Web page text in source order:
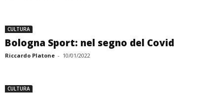
CULTURA
Bologna Sport: nel segno del Covid
Riccardo Platone - 10/01/2022
CULTURA